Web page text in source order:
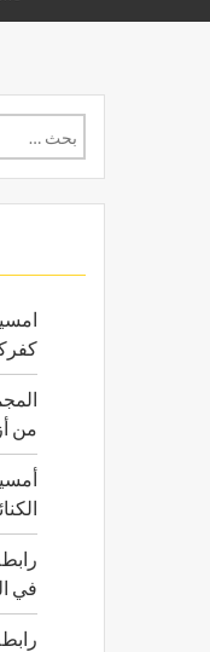
ل
ب
ع
من
في